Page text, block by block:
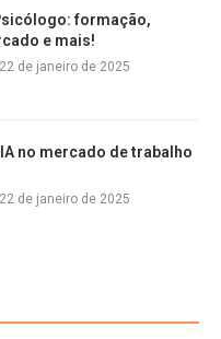
formação,
e mais!
22 de janeiro de 2025
no mercado de trabalho
22 de janeiro de 2025